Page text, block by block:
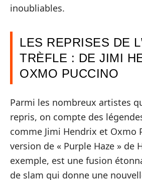
inoubliables.
LES REPRISES DE
TRÈFLE : DE JIMI
OXMO PUCCINO
Parmi les nombreux artistes
repris, on compte des
comme Jimi Hendrix et Oxmo
version de « Purple Haze » de
exemple, est une fusion
de slam qui donne une